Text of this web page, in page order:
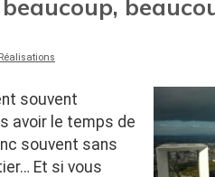
beaucoup,
Réalisations
souvent
avoir le temps de
souvent sans
Et si vous